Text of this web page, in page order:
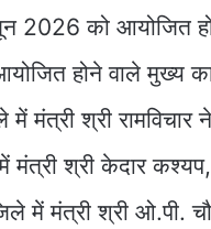
2026 को आयोजित
होने वाले मुख्य
में मंत्री श्री
श्री केदार
में मंत्री श्री ओ.पी.